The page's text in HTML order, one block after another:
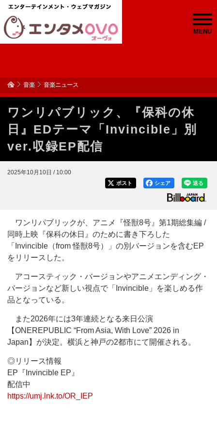
MENU
音楽 音楽ニュース
ワンリパブリック、『保科の休
日』EDテーマ「Invincible」別
ver.収録EP配信
2025年10月10日 / 10:00
送る
シェア
ポスト
ワンリパブリックが、アニメ『怪獣8号』第1期総集編 /
同時上映『保科の休日』のために書き下ろした
「Invincible（from 怪獣8号）」の別バージョンを含むEP
をリリースした。
アコースティック・バージョンやアニメエンディング・
バージョンなど新しい視点で「Invincible」を楽しめる作
品となっている。
また2026年には3年連続となる来日公演
【ONEREPUBLIC “From Asia, With Love” 2026 in
Japan】が決定。横浜と神戸の2都市にて開催される。
◎リリース情報
EP『Invincible EP』
配信中
https://umj.lnk.to/OR_IEP